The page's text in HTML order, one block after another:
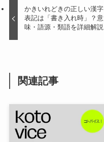
かきいれどきの正しい漢字
表記は「書き入れ時」？意
味・語源・類語を詳細解説
関連記事